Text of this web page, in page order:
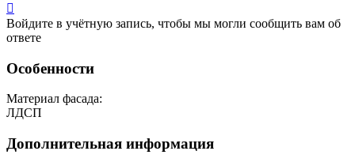

Войдите в учётную запись, чтобы мы могли сообщить вам об
ответе
Особенности
Материал фасада:
ЛДСП
Дополнительная информация